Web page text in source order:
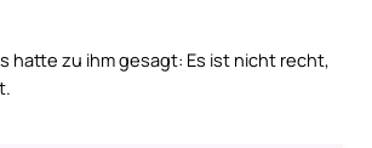
hatte zu ihm gesagt: Es ist nicht recht,